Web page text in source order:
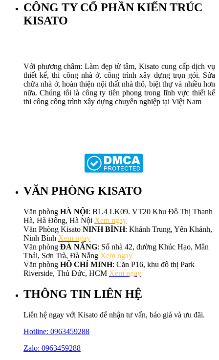
CÔNG TY CỔ PHẦN KIẾN TRÚC
KISATO
Với phương châm: Làm đẹp từ tâm, Kisato cung cấp dịch vụ
thiết kế, thi công nhà ở, công trình xây dựng trọn gói. Sửa
chữa nhà ở, hoàn thiện nội thất nhà thô, biệt thự và nhiều hơn
nữa. Chúng tôi là công ty tiên phong trong lĩnh vực thiết kế
thi công công trình xây dựng chuyên nghiệp tại Việt Nam
VĂN PHÒNG KISATO
Văn phòng HÀ NỘI: B1.4 LK09. VT20 Khu Đô Thị Thanh
Hà, Hà Đông, Hà Nội Xem ngay
Văn Phòng Kisato NINH BÌNH: Khánh Trung, Yên Khánh,
Ninh Bình Xem ngay
Văn phòng ĐÀ NẴNG: Số nhà 42, đường Khúc Hạo, Mân
Thái, Sơn Trà, Đà Nẵng Xem ngay
Văn phòng HỒ CHÍ MINH: Căn P16, khu đô thị Park
Riverside, Thủ Đức, HCM Xem ngay
THÔNG TIN LIÊN HỆ
Liên hệ ngay với Kisato để nhận tư vấn, báo giá và ưu đãi.
Hotline: 0963459288
Zalo: 0963459288